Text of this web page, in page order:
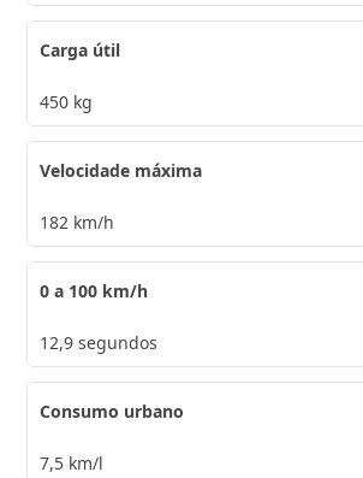
Carga útil
450 kg
Velocidade máxima
182 km/h
0 a 100 km/h
12,9 segundos
Consumo urbano
7,5 km/l